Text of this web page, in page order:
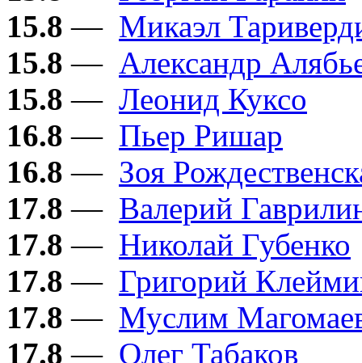
15.8 — Микаэл
15.8 — Александр
15.8 — Леонид Куксо
16.8 — Пьер Ришар
16.8 — Зоя
17.8 — Валерий
17.8 — Николай Губенко
17.8 — Григорий
17.8 — Муслим
17.8 — Олег Табаков